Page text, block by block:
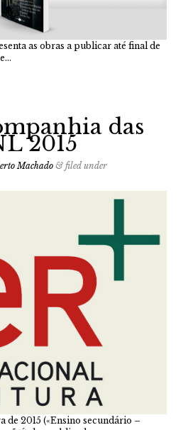
as obras a publicar até final de
das
2015
Machado & filed under
de 2015 («Ensino secundário –